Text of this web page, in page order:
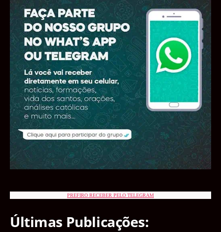
PREFIRO RECEBER PELO TELEGRAM
Últimas Publicações: